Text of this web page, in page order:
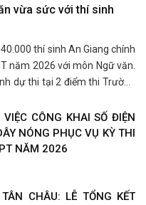
vừa sức với thí sinh
thí sinh An Giang chính
năm 2026 với môn Ngữ văn.
dự thi tại 2 điểm thi Trường
CÔNG KHAI SỐ ĐIỆN
NÓNG PHỤC VỤ KỲ THI
NĂM 2026
CHÂU: LỄ TỔNG KẾT